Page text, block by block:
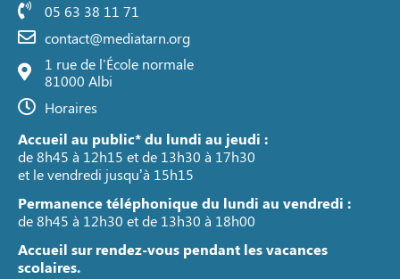
05 63 38 11 71
contact@mediatarn.org
1 rue de l'École normale
81000 Albi
Horaires
Accueil au public* du lundi au jeudi :
de 8h45 à 12h15 et de 13h30 à 17h30
et le vendredi jusqu’à 15h15
Permanence téléphonique du lundi au vendredi :
de 8h45 à 12h30 et de 13h30 à 18h00
Accueil sur rendez-vous pendant les vacances
scolaires.